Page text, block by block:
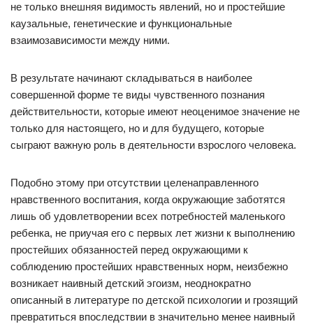
не только внешняя видимость явлений, но и простейшие
каузальные, генетические и функциональные
взаимозависимости между ними.
В результате начинают складываться в наиболее
совершенной форме те виды чувственного познания
действительности, которые имеют неоценимое значение не
только для настоящего, но и для будущего, которые
сыграют важную роль в деятельности взрослого человека.
Подобно этому при отсутствии целенаправленного
нравственного воспитания, когда окружающие заботятся
лишь об удовлетворении всех потребностей маленького
ребенка, не приучая его с первых лет жизни к выполнению
простейших обязанностей перед окружающими к
соблюдению простейших нравственных норм, неизбежно
возникает наивный детский эгоизм, неоднократно
описанный в литературе по детской психологии и грозящий
превратиться впоследствии в значительно менее наивный